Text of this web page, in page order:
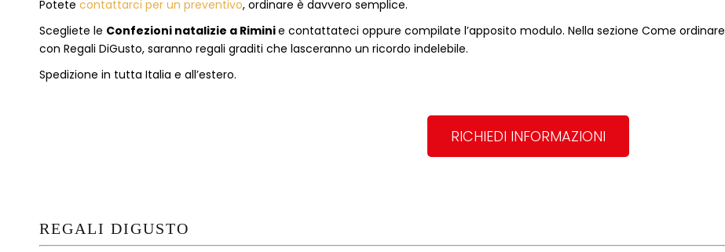
Potete contattarci per un preventivo, ordinare è davvero semplice.
Scegliete le Confezioni natalizie a Riminie contattateci oppure compilate l’apposito modulo. Nella sezione Come ordinare
con Regali DiGusto, saranno regali graditi che lasceranno un ricordo indelebile.
Spedizione in tutta Italia e all’estero.
RICHIEDI INFORMAZIONI
REGALI DIGUSTO